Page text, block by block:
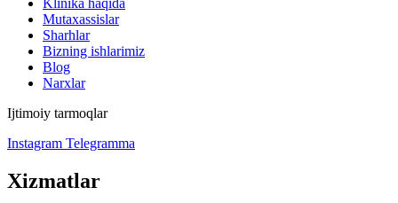
Klinika haqida
Mutaxassislar
Sharhlar
Bizning ishlarimiz
Blog
Narxlar
Ijtimoiy tarmoqlar
Instagram Telegramma
Xizmatlar